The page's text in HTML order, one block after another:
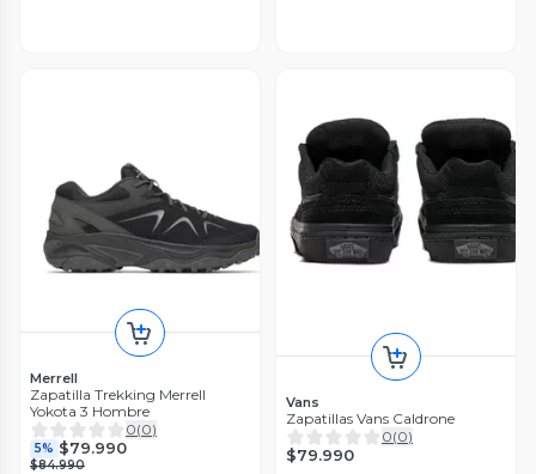
Merrell
Zapatilla Trekking Merrell
Yokota 3 Hombre
0(0)
5% $79.990
$84.990
Vans
Zapatillas Vans Caldrone
0(0)
$79.990